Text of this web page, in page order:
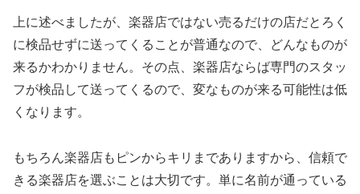
上に述べましたが、楽器店ではない売るだけの店だとろく
に検品せずに送ってくることが普通なので、どんなものが
来るかわかりません。その点、楽器店ならば専門のスタッ
フが検品して送ってくるので、変なものが来る可能性は低
くなります。
もちろん楽器店もピンからキリまでありますから、信頼で
きる楽器店を選ぶことは大切です。単に名前が通っている